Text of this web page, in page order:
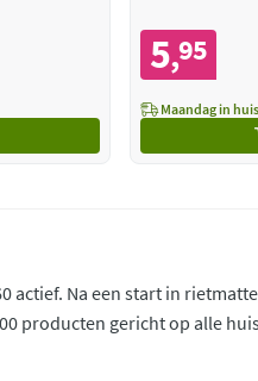
5,95
Maandag in huis
actief. Na een start in
producten gericht op alle